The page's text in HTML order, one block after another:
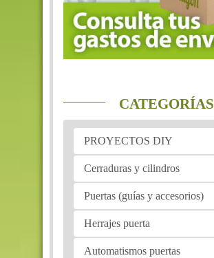
CATEGORÍAS
PROYECTOS DIY
Cerraduras y cilindros
Puertas (guías y accesorios)
Herrajes puerta
Automatismos puertas